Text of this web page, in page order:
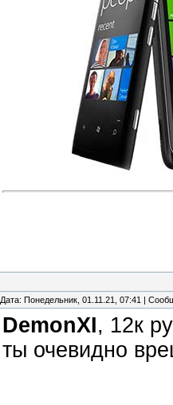
Дата: Понедельник, 01.11.21, 07:41 |
DemonXI, 12к
ты очевидно